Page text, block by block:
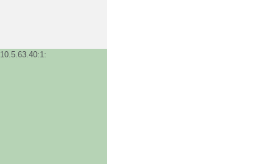
10.5.63.40:1: